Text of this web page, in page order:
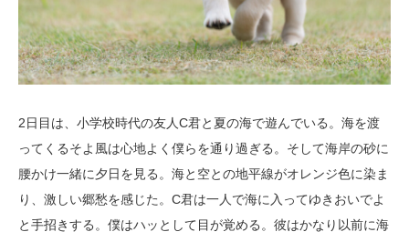
2日目は、小学校時代の友人C君と夏の海で遊んでいる。海を渡
ってくるそよ風は心地よく僕らを通り過ぎる。そして海岸の砂に
腰かけ一緒に夕日を見る。海と空との地平線がオレンジ色に染ま
り、激しい郷愁を感じた。C君は一人で海に入ってゆきおいでよ
と手招きする。僕はハッとして目が覚める。彼はかなり以前に海